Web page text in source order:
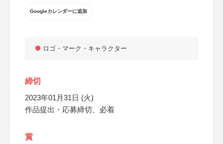
Googleカレンダーに追加
ロゴ・マーク・キャラクター
締切
2023年01月31日 (火)
作品提出・応募締切、必着
賞